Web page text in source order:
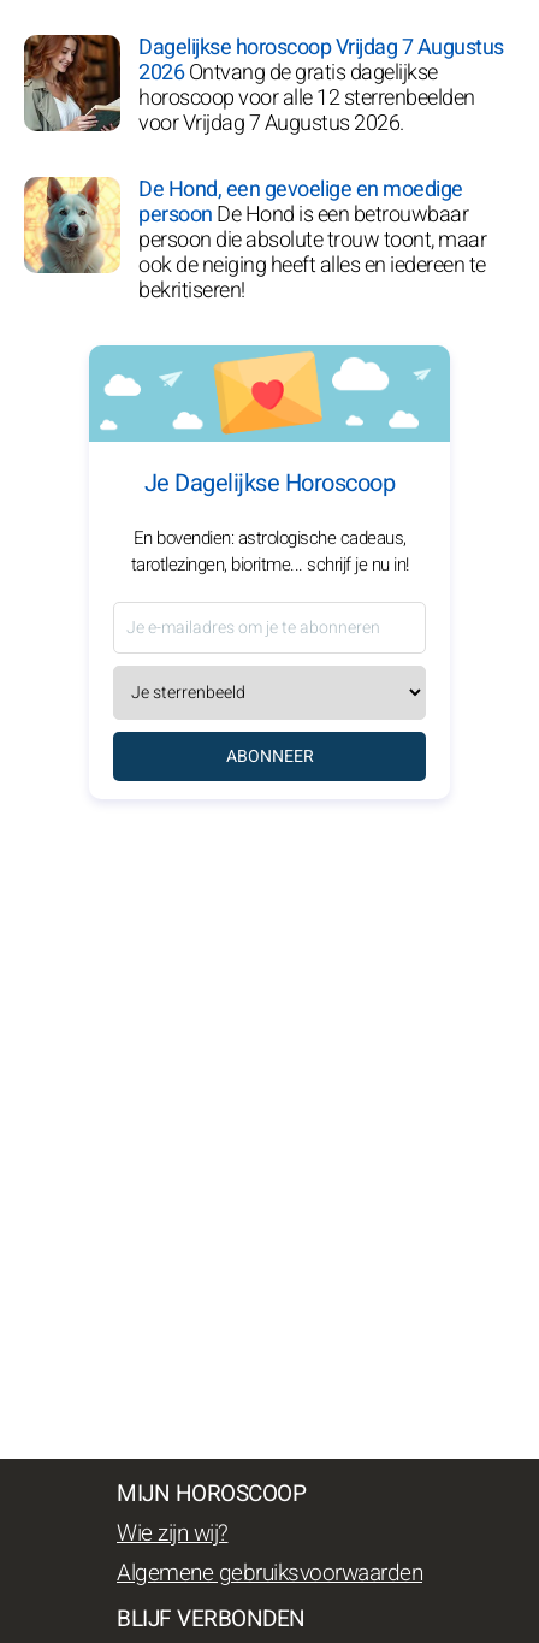
Dagelijkse horoscoop Vrijdag 7 Augustus
2026Ontvang de gratis dagelijkse
horoscoop voor alle 12 sterrenbeelden
voor Vrijdag 7 Augustus 2026.
De Hond, een gevoelige en moedige
persoonDe Hond is een betrouwbaar
persoon die absolute trouw toont, maar
ook de neiging heeft alles en iedereen te
bekritiseren!
Je Dagelijkse Horoscoop
En bovendien: astrologische cadeaus,
tarotlezingen, bioritme... schrijf je nu in!
ABONNEER
MIJN HOROSCOOP
Wie zijn wij?
Algemene gebruiksvoorwaarden
BLIJF VERBONDEN